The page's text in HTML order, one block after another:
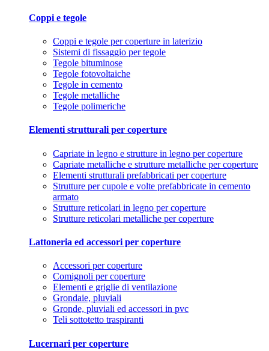
Coppi e tegole
Coppi e tegole per coperture in laterizio
Sistemi di fissaggio per tegole
Tegole bituminose
Tegole fotovoltaiche
Tegole in cemento
Tegole metalliche
Tegole polimeriche
Elementi strutturali per coperture
Capriate in legno e strutture in legno per coperture
Capriate metalliche e strutture metalliche per coperture
Elementi strutturali prefabbricati per coperture
Strutture per cupole e volte prefabbricate in cemento
armato
Strutture reticolari in legno per coperture
Strutture reticolari metalliche per coperture
Lattoneria ed accessori per coperture
Accessori per coperture
Comignoli per coperture
Elementi e griglie di ventilazione
Grondaie, pluviali
Gronde, pluviali ed accessori in pvc
Teli sottotetto traspiranti
Lucernari per coperture